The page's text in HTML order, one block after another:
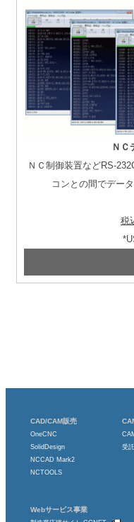
ＮＣ
ＮＣ制御装置などRS-
コンとの間でデー
税
CAD/CAM販売
OneCNC
SolidDesign
NCCAD Mark2
NCTOOLS
受
Webサービス事業